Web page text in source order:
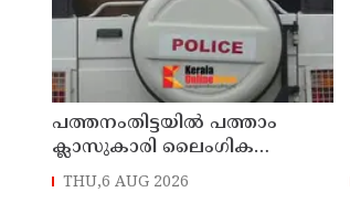
പത്തനംതിട്ടയിൽ പത്താം
ക്ലാസുകാരി ലൈംഗിക
ചൂഷണത്തിനിരയായി;
THU,6 AUG 2026